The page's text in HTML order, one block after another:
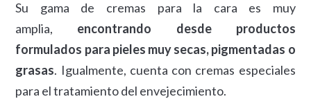
Su gama de cremas para la cara es muy
amplia, encontrando desde productos
formulados para pieles muy secas, pigmentadas o
grasas. Igualmente, cuenta con cremas especiales
para el tratamiento del envejecimiento.